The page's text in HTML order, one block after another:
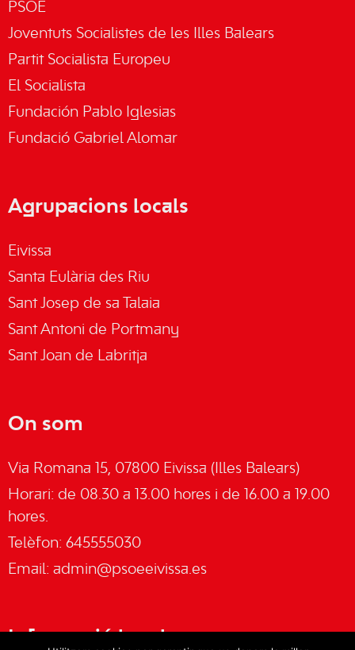
PSOE
Joventuts Socialistes de les Illes Balears
Partit Socialista Europeu
El Socialista
Fundación Pablo Iglesias
Fundació Gabriel Alomar
Agrupacions locals
Eivissa
Santa Eulària des Riu
Sant Josep de sa Talaia
Sant Antoni de Portmany
Sant Joan de Labritja
On som
Via Romana 15, 07800 Eivissa (Illes Balears)
Horari: de 08.30 a 13.00 hores i de 16.00 a 19.00
hores.
Telèfon: 645555030
Email: admin@psoeeivissa.es
Informació legal